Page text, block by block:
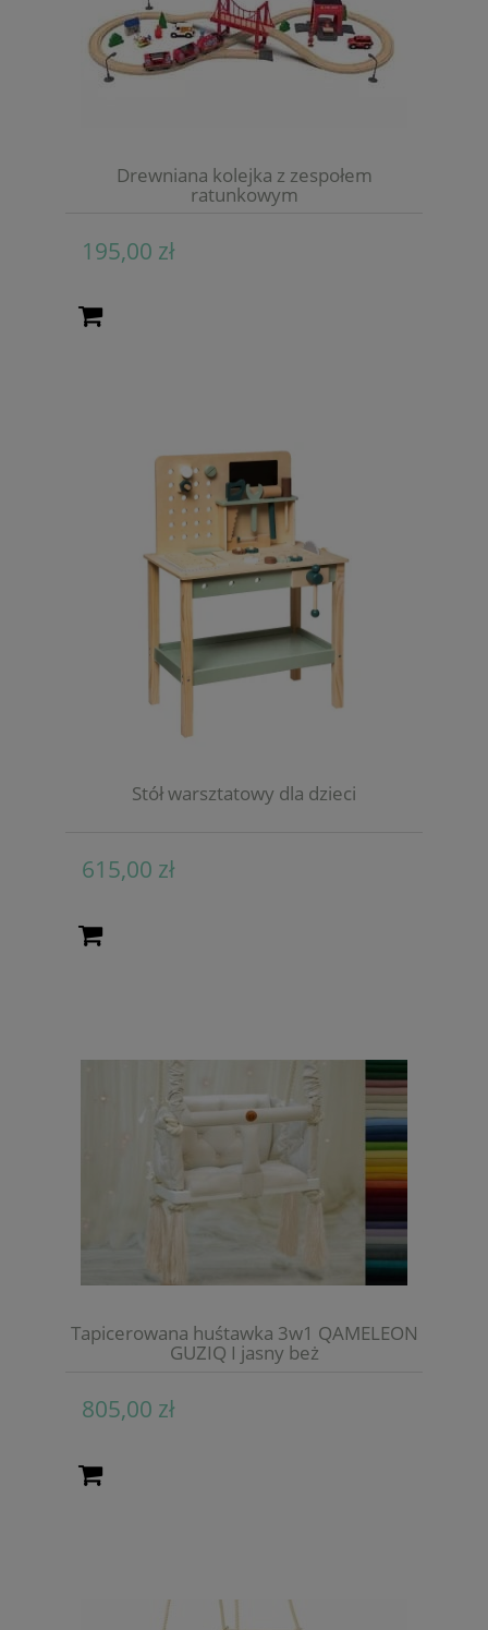
Drewniana kolejka z zespołem
ratunkowym
195,00 zł
Stół warsztatowy dla dzieci
615,00 zł
Tapicerowana huśtawka 3w1 QAMELEON
GUZIQ I jasny beż
805,00 zł